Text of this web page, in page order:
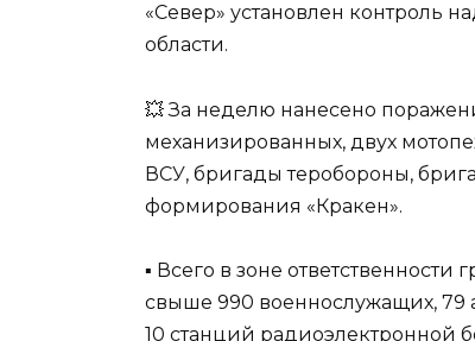
«Север» установлен контроль
области.
💥 За неделю нанесено
механизированных, двух
ВСУ, бригады теробороны,
формирования «Кракен».
▪️ Всего в зоне
свыше 990 военнослужащих, 79
10 станций радиоэлектронной